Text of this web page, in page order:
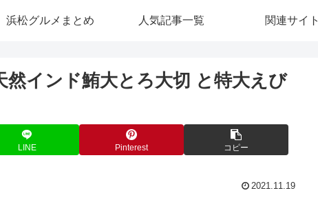
浜松グルメまとめ 人気記事一覧 関連サイト
インド鮪大とろ大切 と特大えび
LINE Pinterest コピー
2021.11.19